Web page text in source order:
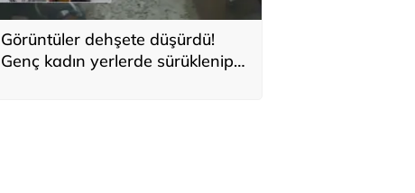
Görüntüler dehşete düşürdü!
Genç kadın yerlerde sürüklenip